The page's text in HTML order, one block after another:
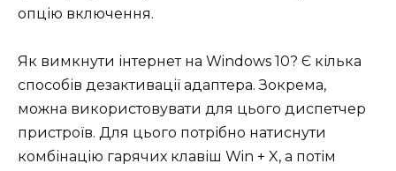
опцію включення.
Як вимкнути інтернет на Windows 10? Є кілька
способів дезактивації адаптера. Зокрема,
можна використовувати для цього диспетчер
пристроїв. Для цього потрібно натиснути
комбінацію гарячих клавіш Win + X, а потім